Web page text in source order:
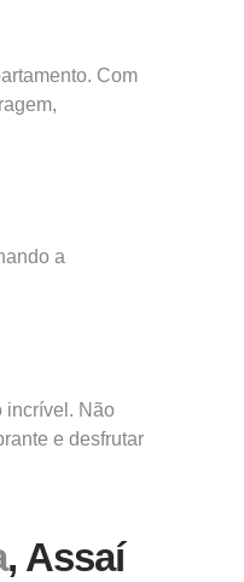
Com
a
incrível. Não
e desfrutar
, Assaí